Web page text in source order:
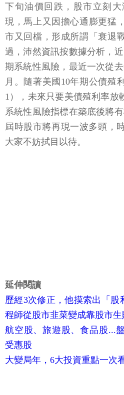
下旬油價回跌，股市立刻
現，馬上又因擔心通膨更猛
市又回檔，形成所謂「衰退
過，沛然資訊按數據分析，
期系統性風險，最近一次從
月。隨著美國10年期公債殖
1），未來只要美債殖利率放
系統性風險指標在築底後將
屆時股市將再現一波多頭，
大家不妨拭目以待。
延伸閱讀
歷經3次修正，他摸索出「股
程師從股市韭菜變成靠股市生
航空股、旅遊股、食品股...
受惠股
大變局年，6大投資重點一次